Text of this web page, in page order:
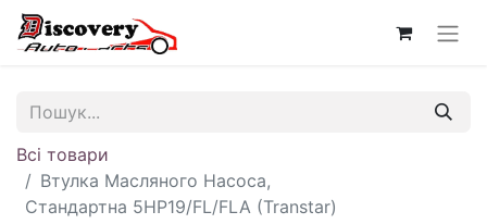
Всі товари
Втулка Масляного Насоса,
Стандартна 5HP19/FL/FLA (Transtar)